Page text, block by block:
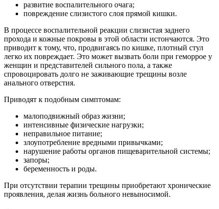
развитие воспалительного очага;
повреждение слизистого слоя прямой кишки.
В процессе воспалительной реакции слизистая заднего
прохода и кожные покровы в этой области истончаются. Это
приводит к тому, что, продвигаясь по кишке, плотный стул
легко их повреждает. Это может вызвать боли при геморрое у
женщин и представителей сильного пола, а также
спровоцировать долго не заживающие трещины возле
анального отверстия.
Приводят к подобным симптомам:
малоподвижный образ жизни;
интенсивные физические нагрузки;
неправильное питание;
злоупотребление вредными привычками;
нарушение работы органов пищеварительной системы;
запоры;
беременность и роды.
При отсутствии терапии трещины приобретают хронические
проявления, делая жизнь больного невыносимой.